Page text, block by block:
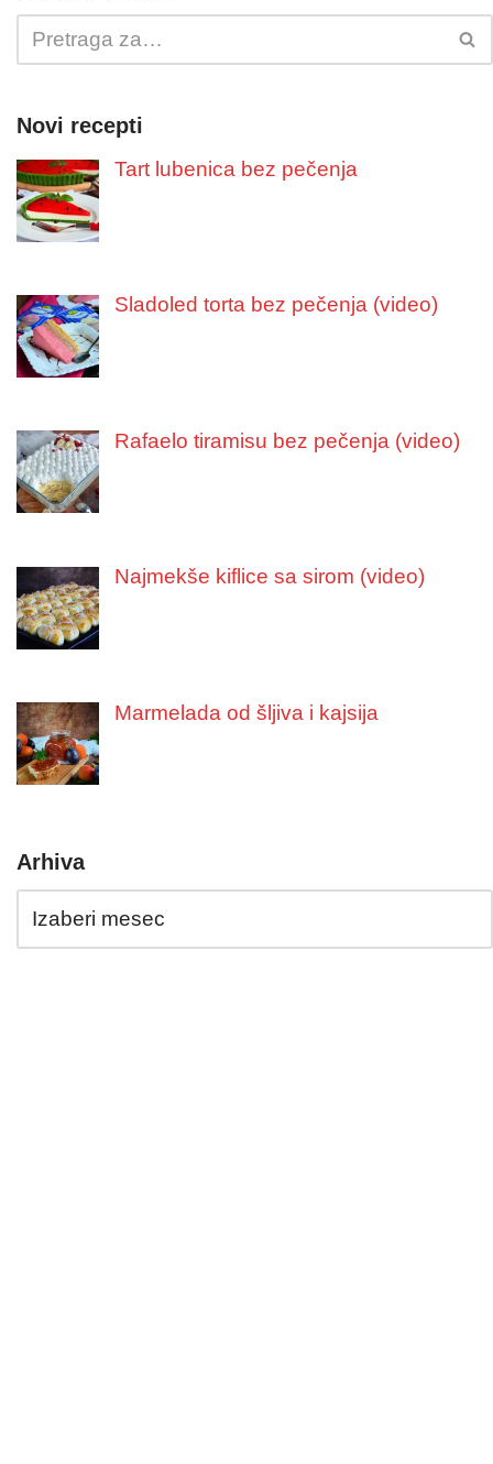
Novi recepti
Tart lubenica bez pečenja
Sladoled torta bez pečenja (video)
Rafaelo tiramisu bez pečenja (video)
Najmekše kiflice sa sirom (video)
Marmelada od šljiva i kajsija
Arhiva